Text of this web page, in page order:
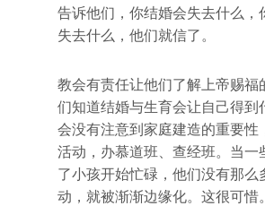
告诉他们，你结婚会失去什么，
失去什么，他们就信了。
教会有责任让他们了解上帝赐福
们知道结婚与生育会让自己得到
会没有注意到家庭建造的重要性
活动，办慕道班、查经班。当一
了小孩开始忙碌，他们没有那么
动，就被渐渐边缘化。这很可惜